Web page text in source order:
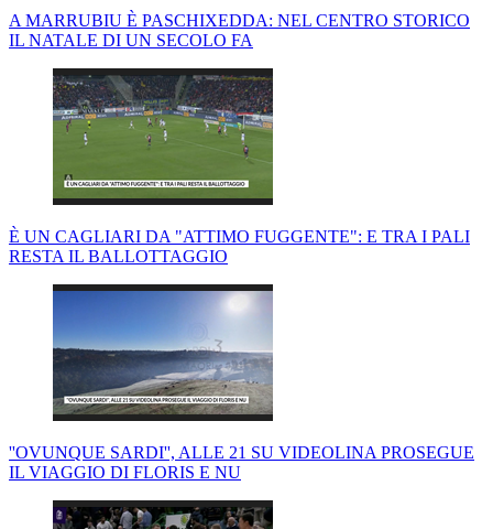
A MARRUBIU È PASCHIXEDDA: NEL CENTRO STORICO
IL NATALE DI UN SECOLO FA
È UN CAGLIARI DA "ATTIMO FUGGENTE": E TRA I PALI
RESTA IL BALLOTTAGGIO
''OVUNQUE SARDI'', ALLE 21 SU VIDEOLINA PROSEGUE
IL VIAGGIO DI FLORIS E NU